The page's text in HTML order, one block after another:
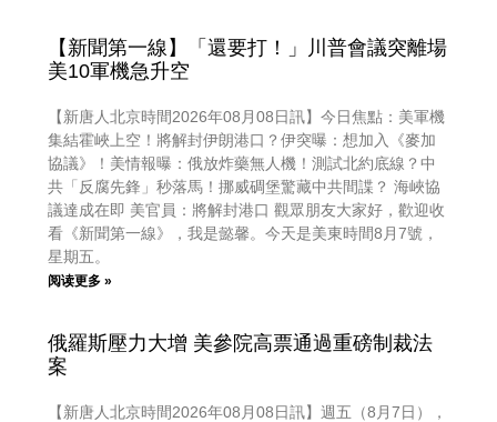
【新聞第一線】「還要打！」川普會議突離場
美10軍機急升空
【新唐人北京時間2026年08月08日訊】今日焦點：美軍機
集結霍峽上空！將解封伊朗港口？伊突曝：想加入《麥加
協議》！美情報曝：俄放炸藥無人機！測試北約底線？中
共「反腐先鋒」秒落馬！挪威碉堡驚藏中共間諜？ 海峽協
議達成在即 美官員：將解封港口 觀眾朋友大家好，歡迎收
看《新聞第一線》，我是懿馨。今天是美東時間8月7號，
星期五。
阅读更多 »
俄羅斯壓力大增 美參院高票通過重磅制裁法
案
【新唐人北京時間2026年08月08日訊】週五（8月7日），